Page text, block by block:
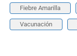
Fiebre Amarilla
Vacunación